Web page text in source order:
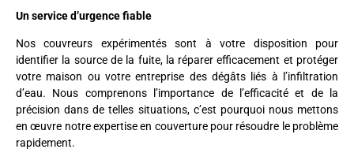
Un service d’urgence fiable
Nos couvreurs expérimentés sont à votre disposition pour
identifier la source de la fuite, la réparer efficacement et protéger
votre maison ou votre entreprise des dégâts liés à l’infiltration
d’eau. Nous comprenons l’importance de l’efficacité et de la
précision dans de telles situations, c’est pourquoi nous mettons
en œuvre notre expertise en couverture pour résoudre le problème
rapidement.